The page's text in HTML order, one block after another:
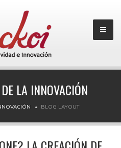
LA INNOVACIÓN
BLOG LAYOUT